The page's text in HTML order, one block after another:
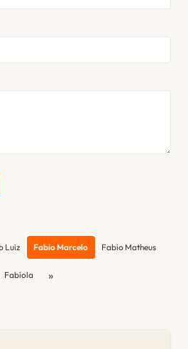
Luiz Fabio Marcelo Fabio Matheus
Fabíola »